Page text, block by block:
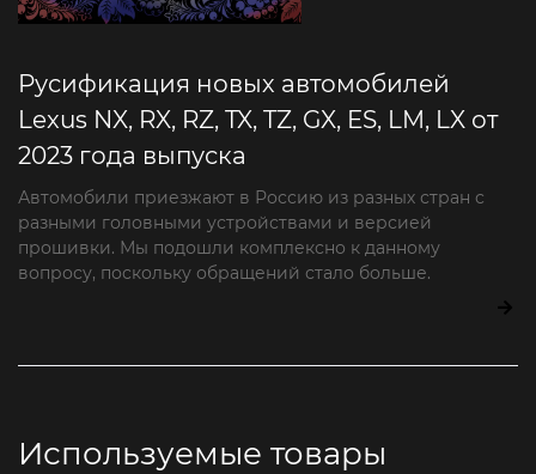
Русификация новых автомобилей
Lexus NX, RX, RZ, TX, TZ, GX, ES, LM, LX от
2023 года выпуска
Автомобили приезжают в Россию из разных стран с
разными головными устройствами и версией
прошивки. Мы подошли комплексно к данному
вопросу, поскольку обращений стало больше.
Используемые товары